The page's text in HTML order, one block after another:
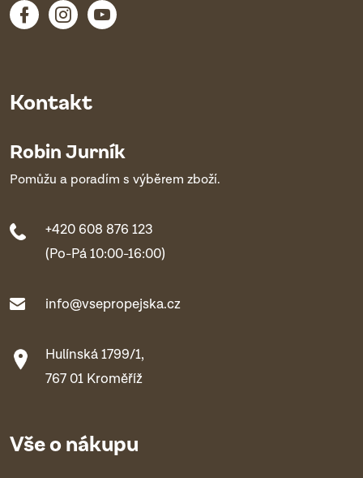
Kontakt
Robin Jurník
Pomůžu a poradím s výběrem zboží.
+420 608 876 123
(Po-Pá 10:00-16:00)
info@vsepropejska.cz
Hulínská 1799/1,
767 01 Kroměříž
Vše o nákupu